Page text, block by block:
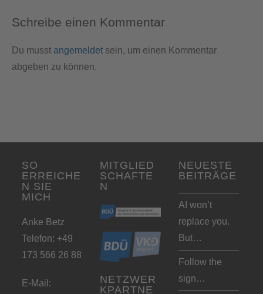
Schreibe einen Kommentar
Du musst angemeldet sein, um einen Kommentar
abgeben zu können.
SO
ERREICHE
N SIE
MICH
Anke Betz
Telefon: +49
173 566 26 88
E-Mail:
MITGLIED
SCHAFTE
N
NETZWER
KPARTNE
NEUESTE
BEITRÄGE
AI won’t
replace you.
But…
Follow the
sign…